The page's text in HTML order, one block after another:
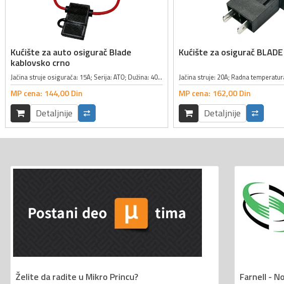
Kućište za auto osigurač Blade
kablovsko crno
Jačina struje osigurača: 15A; Serija: ATO; Dužina: 40.8mm; Spoljna dubina: 12.7mm;
MP cena: 144,00 Din
Detaljnije
Kućište za osigurač
MP cena: 162,00 Din
Detaljnije
Želite da radite u Mikro Princu? Farnell -